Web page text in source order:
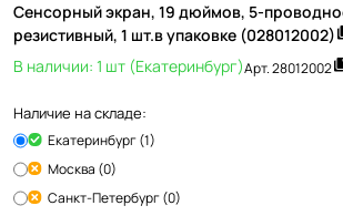
Сенсорный экран, 19 дюймов, 5-
резистивный, 1 шт.в упаковке (028012002)
В наличии: 1 шт (Екатеринбург)Арт.28012002
Наличие на складе:
Екатеринбург (1)
Москва (0)
Санкт-Петербург (0)